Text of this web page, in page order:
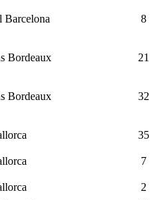
Barcelona 8
Bordeaux 21
Bordeaux 32
35
7
2